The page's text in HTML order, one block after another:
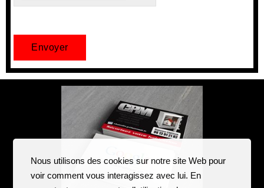
Nous utilisons des cookies sur notre site Web pour
voir comment vous interagissez avec lui. En